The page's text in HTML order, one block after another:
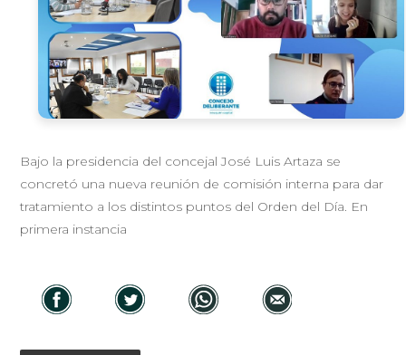
Bajo la presidencia del concejal José Luis Artaza se
concretó una nueva reunión de comisión interna para dar
tratamiento a los distintos puntos del Orden del Día. En
primera instancia